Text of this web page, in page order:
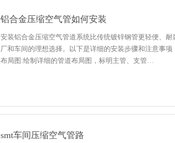
铝合金压缩空气管如何安装
安装铝合金压缩空气管道系统比传统镀锌钢管更轻便、
厂和车间的理想选择。以下是详细的安装步骤和注意事
布局图:绘制详细的管道布局图，标明主管、支管…
smt车间压缩空气管路